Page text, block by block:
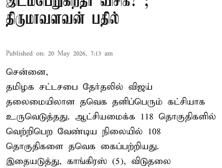
திருமாவளவன் பதில்
Published on: 20 May 2026, 7:13 am
சென்னை,
தமிழக சட்டசபை தேர்தலில் விஜய்
தலைமையிலான தவெக தனிப்பெரும் கட்சியாக
உருவெடுத்தது. ஆட்சியமைக்க 118 தொகுதிகளில்
வெற்றிபெற வேண்டிய நிலையில் 108
தொகுதிகளை தவெக கைப்பற்றியது.
இதையடுத்து, காங்கிரஸ் (5), விடுதலை